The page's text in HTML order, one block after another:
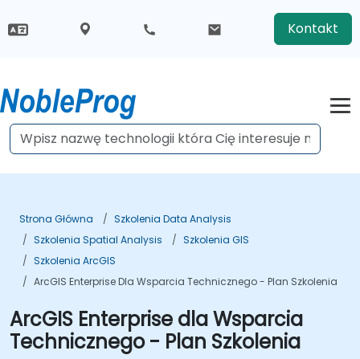
Kontakt
Strona Główna
Szkolenia Data Analysis
Szkolenia Spatial Analysis
Szkolenia GIS
Szkolenia ArcGIS
ArcGIS Enterprise Dla Wsparcia Technicznego - Plan Szkolenia
ArcGIS Enterprise dla Wsparcia
Technicznego - Plan Szkolenia